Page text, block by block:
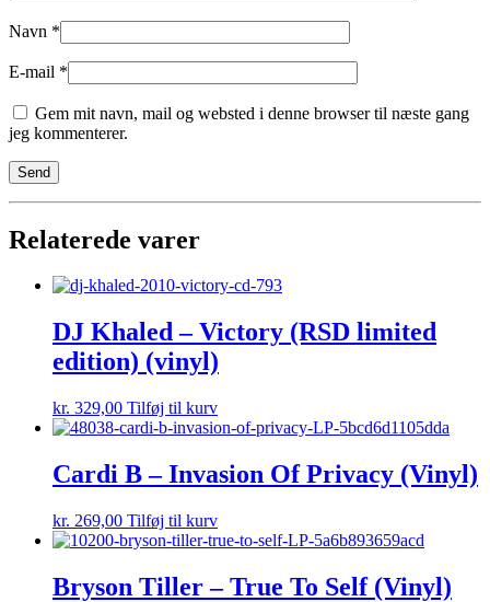
Navn *
E-mail *
Gem mit navn, mail og websted i denne browser til næste gang
jeg kommenterer.
Relaterede varer
DJ Khaled – Victory (RSD limited
edition) (vinyl)
kr. 329,00 Tilføj til kurv
Cardi B – Invasion Of Privacy (Vinyl)
kr. 269,00 Tilføj til kurv
Bryson Tiller – True To Self (Vinyl)